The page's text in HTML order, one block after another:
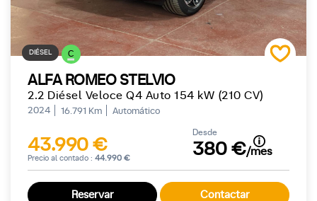
DIÉSEL C
ALFA ROMEO STELVIO
2.2 Diésel Veloce Q4 Auto 154 kW (210 CV)
2024 16.791 Km Automático
43.990 €
Precio al contado : 44.990 €
Desde
380 €/mes
Reservar Contactar